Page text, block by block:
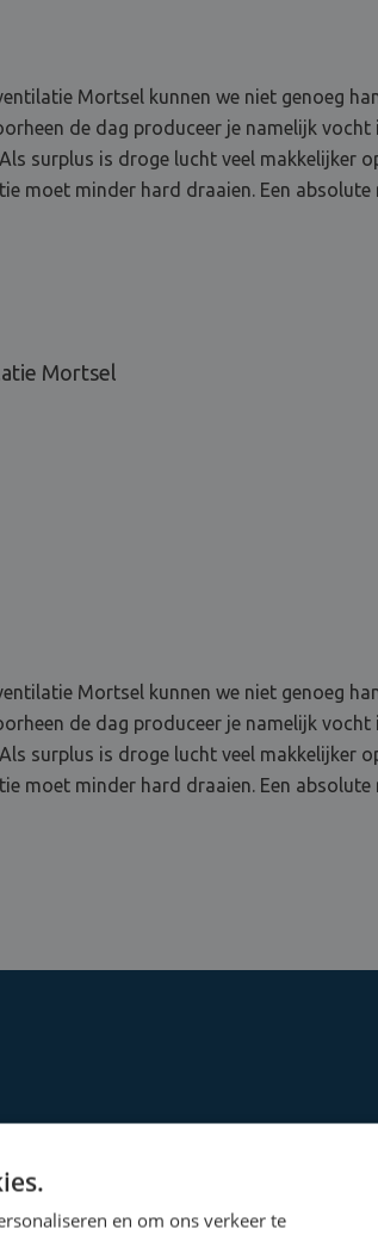
Mortsel kunnen we niet genoeg
de dag produceer je namelijk
surplus is droge lucht veel makkelijker
moet minder hard draaien. Een
Mortsel kunnen we niet genoeg
de dag produceer je namelijk
surplus is droge lucht veel makkelijker
moet minder hard draaien. Een
en om ons verkeer te